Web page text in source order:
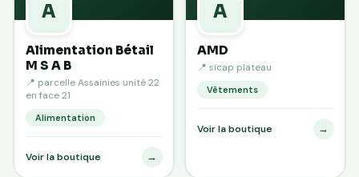
A
Alimentation Bétail
M S A B
📍 parcelle Assainies unité 22
en face 21
Alimentation
Voir la boutique →
A
AMD
📍 sicap plateau
Vêtements
Voir la boutique →